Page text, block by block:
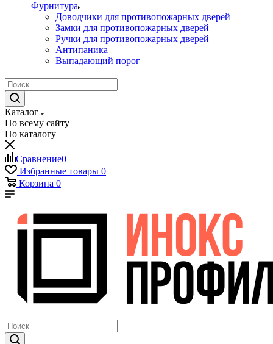
Фурнитура
Доводчики для противопожарных дверей
Замки для противопожарных дверей
Ручки для противопожарных дверей
Антипаника
Выпадающий порог
Каталог
По всему сайту
По каталогу
Сравнение0
Избранные товары 0
Корзина 0